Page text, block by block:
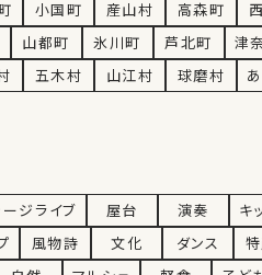
小国町 産山村 高森町
山都町 氷川町 芦北町 津
五木村 山江村 球磨村
ージライブ 屋台 演奏 キ
風物詩 文化 ダンス